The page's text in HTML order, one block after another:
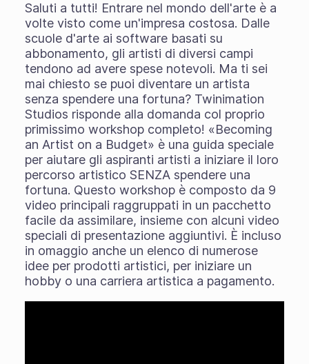
Saluti a tutti! Entrare nel mondo dell'arte è a
volte visto come un'impresa costosa. Dalle
scuole d'arte ai software basati su
abbonamento, gli artisti di diversi campi
tendono ad avere spese notevoli. Ma ti sei
mai chiesto se puoi diventare un artista
senza spendere una fortuna? Twinimation
Studios risponde alla domanda col proprio
primissimo workshop completo! «Becoming
an Artist on a Budget» è una guida speciale
per aiutare gli aspiranti artisti a iniziare il loro
percorso artistico SENZA spendere una
fortuna. Questo workshop è composto da 9
video principali raggruppati in un pacchetto
facile da assimilare, insieme con alcuni video
speciali di presentazione aggiuntivi. È incluso
in omaggio anche un elenco di numerose
idee per prodotti artistici, per iniziare un
hobby o una carriera artistica a pagamento.